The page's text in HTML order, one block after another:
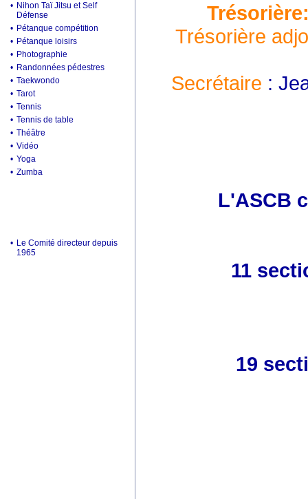
• Nihon Taï Jitsu et Self
Défense
• Pétanque compétition
• Pétanque loisirs
• Photographie
• Randonnées pédestres
• Taekwondo
• Tarot
• Tennis
• Tennis de table
• Théâtre
• Vidéo
• Yoga
• Zumba
• Le Comité directeur depuis
1965
Trésorière
Secrétaire :
L'ASCB
11
19